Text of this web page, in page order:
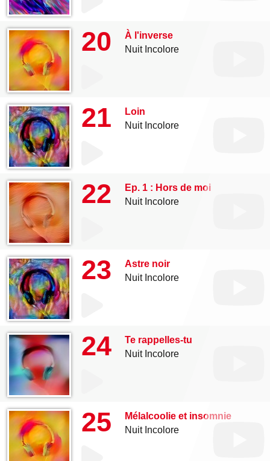
20
À l'inverse
Nuit Incolore
21
Loin
Nuit Incolore
22
Ep. 1 : Hors de moi
Nuit Incolore
23
Astre noir
Nuit Incolore
24
Te rappelles-tu
Nuit Incolore
25
Mélalcoolie et insomnie
Nuit Incolore